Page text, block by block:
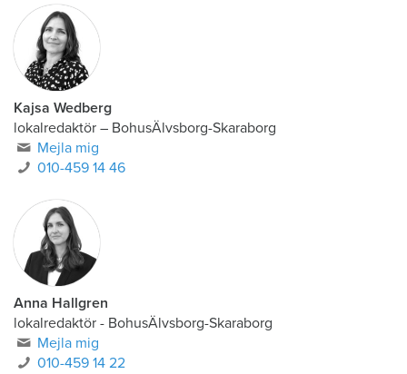
Kajsa Wedberg
lokalredaktör – BohusÄlvsborg-Skaraborg
Mejla mig
010-459 14 46
Anna Hallgren
lokalredaktör - BohusÄlvsborg-Skaraborg
Mejla mig
010-459 14 22